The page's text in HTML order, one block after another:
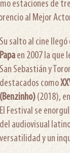
estaciones
al Mejor
Su salto al cine
Papaen 2007 la que
San Sebastián y
destacados como
(Benzinho)(2018),
El Festival se
del audiovisual
versatilidad y un